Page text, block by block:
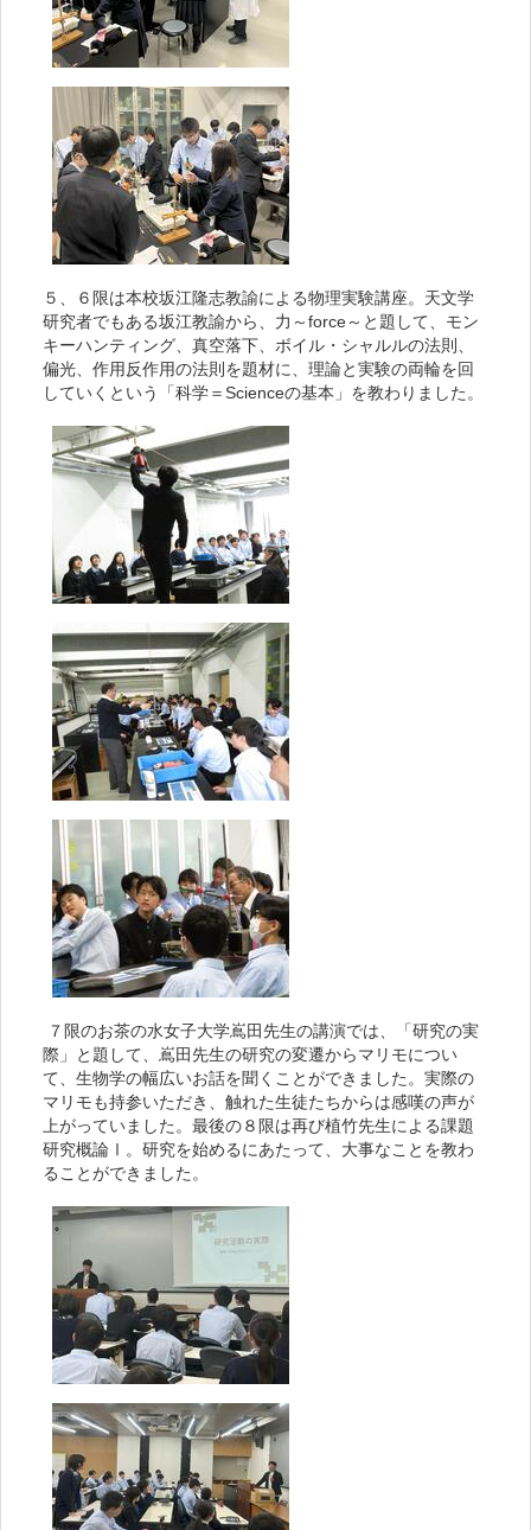
５、６限は本校坂江隆志教諭による物理実験講座。天文学
研究者でもある坂江教諭から、力～force～と題して、モン
キーハンティング、真空落下、ボイル・シャルルの法則、
偏光、作用反作用の法則を題材に、理論と実験の両輪を回
していくという「科学＝Scienceの基本」を教わりました。
７限のお茶の水女子大学嶌田先生の講演では、「研究の実
際」と題して、嶌田先生の研究の変遷からマリモについ
て、生物学の幅広いお話を聞くことができました。実際の
マリモも持参いただき、触れた生徒たちからは感嘆の声が
上がっていました。最後の８限は再び植竹先生による課題
研究概論Ⅰ。研究を始めるにあたって、大事なことを教わ
ることができました。